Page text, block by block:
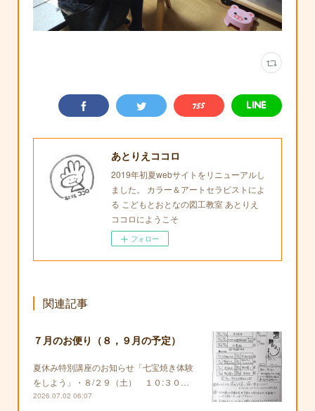
あとりえココロ
2019年初夏webサイトをリニューアルし
ました。 カラー＆アートセラピストによ
る こどもとおとなの図工教室 あとりえ
ココロにようこそ
フォロー
関連記事
７月のお便り（８，９月の予定）
夏休み特別講座のお知らせ「七宝焼き体験
をしよう」・８/２９（土） １０:３０…
2026.07.02 06:07